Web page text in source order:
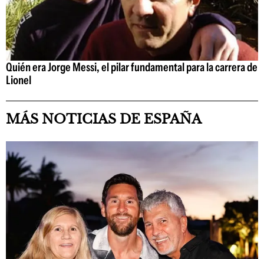
Quién era Jorge Messi, el pilar fundamental para la carrera de
Lionel
MÁS NOTICIAS DE ESPAÑA